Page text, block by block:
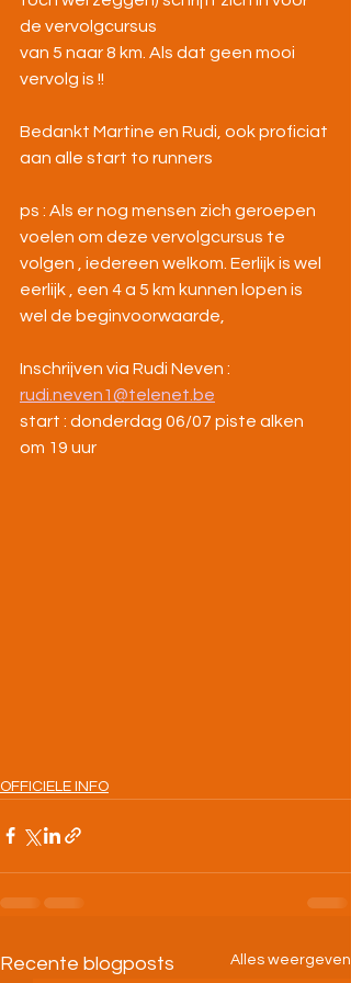
de vervolgcursus
van 5 naar 8 km. Als dat geen mooi
vervolg is !!
Bedankt Martine en Rudi, ook proficiat
aan alle start to runners
ps : Als er nog mensen zich geroepen
voelen om deze vervolgcursus te
volgen , iedereen welkom. Eerlijk is wel
eerlijk , een 4 a 5 km kunnen lopen is
wel de beginvoorwaarde,
Inschrijven via Rudi Neven :
rudi.neven1@telenet.be
start : donderdag 06/07 piste alken
om 19 uur
OFFICIELE INFO
Recente blogposts Alles weergeven